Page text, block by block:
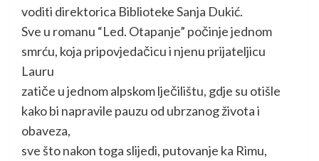
voditi direktorica Biblioteke Sanja Dukić.
Sve u romanu “Led. Otapanje” počinje jednom
smrću, koja pripovjedačicu i njenu prijateljicu
Lauru
zatiče u jednom alpskom lječilištu, gdje su otišle
kako bi napravile pauzu od ubrzanog života i
obaveza,
sve što nakon toga slijedi, putovanje ka Rimu,